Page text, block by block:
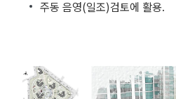
주동 음영(일조)검토에 활용.